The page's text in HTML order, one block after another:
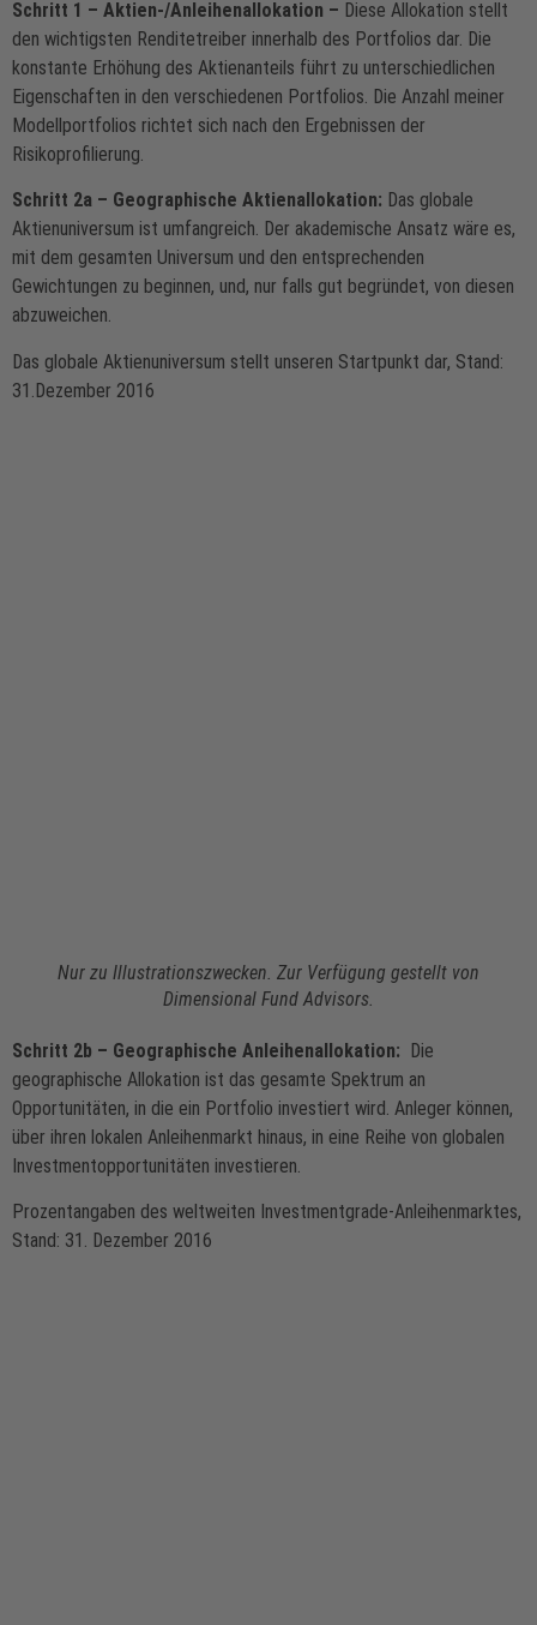
Schritt 1 – Aktien-/Anleihenallokation – Diese Allokation stellt
den wichtigsten Renditetreiber innerhalb des Portfolios dar. Die
konstante Erhöhung des Aktienanteils führt zu unterschiedlichen
Eigenschaften in den verschiedenen Portfolios. Die Anzahl meiner
Modellportfolios richtet sich nach den Ergebnissen der
Risikoprofilierung.
Schritt 2a – Geographische Aktienallokation: Das globale
Aktienuniversum ist umfangreich. Der akademische Ansatz wäre es,
mit dem gesamten Universum und den entsprechenden
Gewichtungen zu beginnen, und, nur falls gut begründet, von diesen
abzuweichen.
Das globale Aktienuniversum stellt unseren Startpunkt dar, Stand:
31.Dezember 2016
Nur zu Illustrationszwecken. Zur Verfügung gestellt von
Dimensional Fund Advisors.
Schritt 2b – Geographische Anleihenallokation: Die
geographische Allokation ist das gesamte Spektrum an
Opportunitäten, in die ein Portfolio investiert wird. Anleger können,
über ihren lokalen Anleihenmarkt hinaus, in eine Reihe von globalen
Investmentopportunitäten investieren.
Prozentangaben des weltweiten Investmentgrade-Anleihenmarktes,
Stand: 31. Dezember 2016